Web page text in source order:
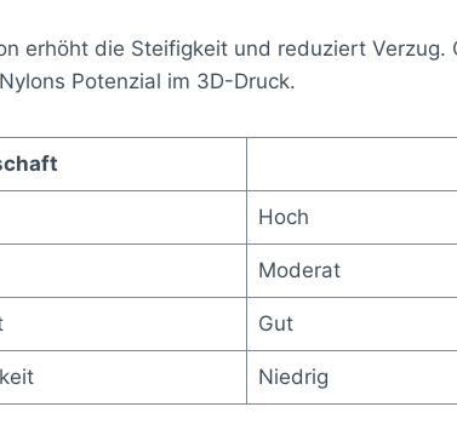
erhöht die Steifigkeit und reduziert
Potenzial im 3D-Druck.
Hoch
Moderat
Gut
Niedrig